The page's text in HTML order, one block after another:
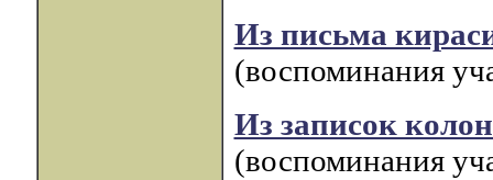
Из письма
(воспоминания
Из записок
(воспоминания